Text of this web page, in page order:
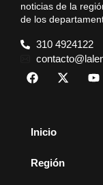
noticias de la
de los
310 4924122
Inicio
Región